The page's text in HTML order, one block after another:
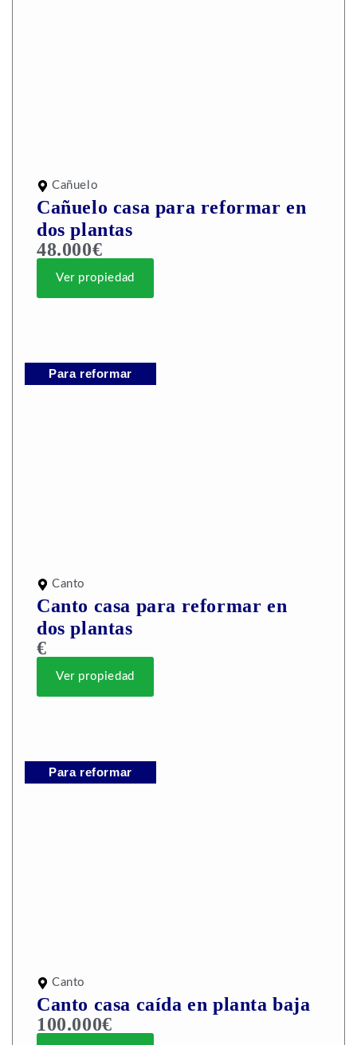
Cañuelo
Cañuelo casa para reformar en
dos plantas
48.000€
Ver propiedad
Para reformar
Canto
Canto casa para reformar en
dos plantas
€
Ver propiedad
Para reformar
Canto
Canto casa caída en planta baja
100.000€